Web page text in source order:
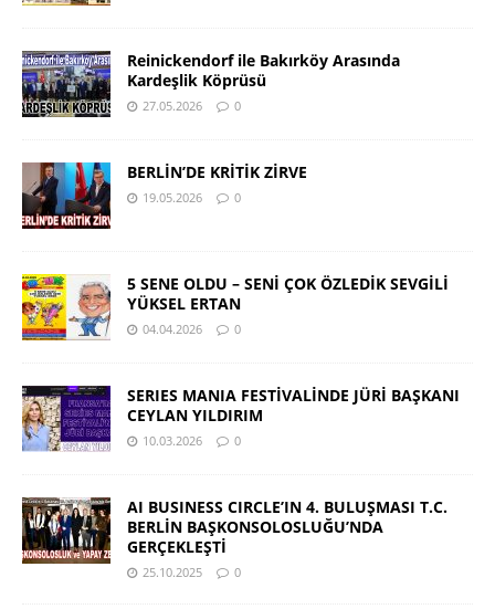
Reinickendorf ile Bakırköy Arasında
Kardeşlik Köprüsü
27.05.2026 0
BERLİN’DE KRİTİK ZİRVE
19.05.2026 0
5 SENE OLDU – SENİ ÇOK ÖZLEDİK SEVGİLİ
YÜKSEL ERTAN
04.04.2026 0
SERIES MANIA FESTİVALİNDE JÜRİ BAŞKANI
CEYLAN YILDIRIM
10.03.2026 0
AI BUSINESS CIRCLE’IN 4. BULUŞMASI T.C.
BERLİN BAŞKONSOLOSLUĞU’NDA
GERÇEKLEŞTİ
25.10.2025 0